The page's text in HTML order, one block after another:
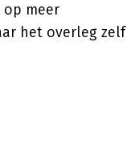
meer
het overleg zelf